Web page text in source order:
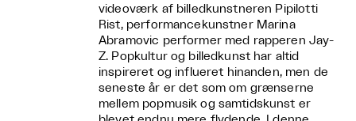
videoværk af billedkunstneren Pipilotti
Rist, performancekunstner Marina
Abramovic performer med rapperen Jay-
Z. Popkultur og billedkunst har altid
inspireret og influeret hinanden, men de
seneste år er det som om grænserne
mellem popmusik og samtidskunst er